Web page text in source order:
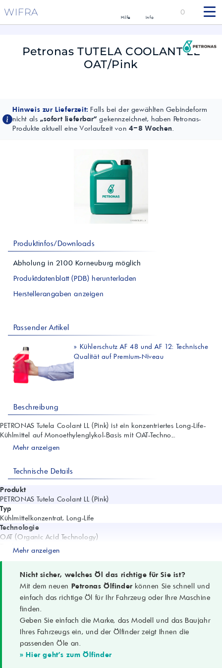
WIFRA Hilfe Info
0
Petronas TUTELA COOLANT LL
OAT/Pink
Hinweis zur Lieferzeit: Falls bei der gewählten Gebindeform
nicht als „sofort lieferbar“ gekennzeichnet, haben Petronas-
Produkte aktuell eine Vorlaufzeit von 4–8 Wochen.
Produktinfos/Downloads
Abholung in 2100 Korneuburg möglich
Produktdatenblatt (PDB) herunterladen
Herstellerangaben anzeigen
Passender Artikel
» Kühlerschutz AF 48 und AF 12: Technische
Qualität auf Premium-Niveau
Beschreibung
PETRONAS Tutela Coolant LL (Pink) ist ein konzentriertes Long-Life-
Kühlmittel auf Monoethylenglykol-Basis mit OAT-Techno...
Mehr anzeigen
Technische Details
Produkt
PETRONAS Tutela Coolant LL (Pink)
Typ
Kühlmittelkonzentrat, Long-Life
Technologie
OAT (Organic Acid Technology)
Basis
Monoethylenglykol (MEG)
Frei von
Nitrit, Borat, Phosphat, Silikat, Aminen
Dichte (15 °C)
1,123 g/cm³ (ASTM D1122)
pH (50 % in DI-Wasser)
8,5 (ASTM D1287)
Reservealkalinität
14,5 ml (ASTM D1121)
Siedepunkt (Konzentrat)
Mehr anzeigen
Nicht sicher, welches Öl das richtige für Sie ist?
Mit dem neuen Petronas Ölfinder können Sie schnell und
einfach das richtige Öl für Ihr Fahrzeug oder Ihre Maschine
finden.
Geben Sie einfach die Marke, das Modell und das Baujahr
Ihres Fahrzeugs ein, und der Ölfinder zeigt Ihnen die
passenden Öle an.
» Hier geht's zum Ölfinder